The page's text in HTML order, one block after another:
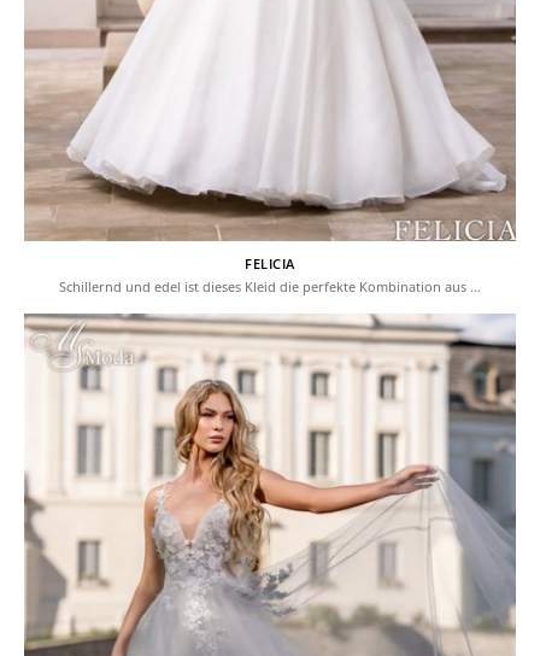
FELICIA
Schillernd und edel ist dieses Kleid die perfekte Kombination aus …